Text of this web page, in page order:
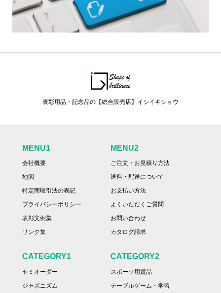
表彰用品・記念品の【総合販売店】イシイキショウ
MENU1
会社概要
地図
特定商取引法の表記
プライバシーポリシー
表彰文例集
リンク集
MENU2
ご注文・お見積り方法
送料・配送について
お支払い方法
よくいただくご質問
お問い合わせ
カタログ請求
CATEGORY1
セミオーダー
ジャポニズム
CATEGORY2
スポーツ用賞品
テーブルゲーム・学習